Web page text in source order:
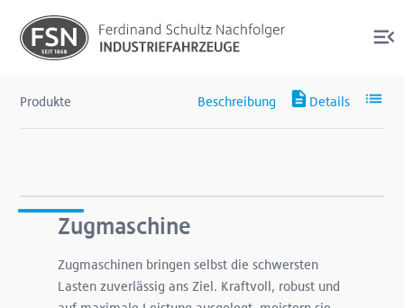
Services
Über uns
Produkte
Zugmaschine
Zugmaschinen bringen selbst die schwersten
Lasten zuverlässig ans Ziel. Kraftvoll, robust und